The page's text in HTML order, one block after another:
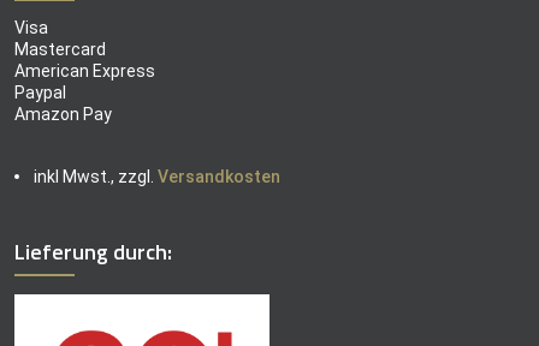
Visa
Mastercard
American Express
Paypal
Amazon Pay
inkl Mwst., zzgl. Versandkosten
Lieferung durch: